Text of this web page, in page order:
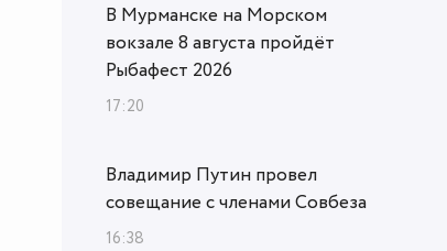
В Мурманске на Морском
вокзале 8 августа пройдёт
Рыбафест 2026
17:20
Владимир Путин провел
совещание с членами Совбеза
16:38